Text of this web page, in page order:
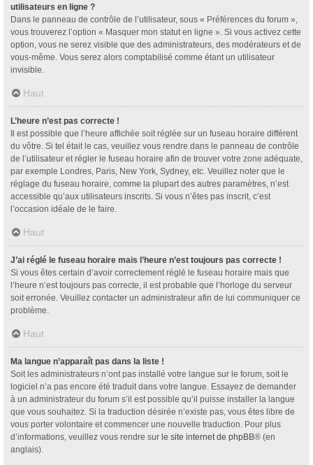
utilisateurs en ligne ?
Dans le panneau de contrôle de l’utilisateur, sous « Préférences du forum »,
vous trouverez l’option « Masquer mon statut en ligne ». Si vous activez cette
option, vous ne serez visible que des administrateurs, des modérateurs et de
vous-même. Vous serez alors comptabilisé comme étant un utilisateur
invisible.
Haut
L’heure n’est pas correcte !
Il est possible que l’heure affichée soit réglée sur un fuseau horaire différent
du vôtre. Si tel était le cas, veuillez vous rendre dans le panneau de contrôle
de l’utilisateur et régler le fuseau horaire afin de trouver votre zone adéquate,
par exemple Londres, Paris, New York, Sydney, etc. Veuillez noter que le
réglage du fuseau horaire, comme la plupart des autres paramètres, n’est
accessible qu’aux utilisateurs inscrits. Si vous n’êtes pas inscrit, c’est
l’occasion idéale de le faire.
Haut
J’ai réglé le fuseau horaire mais l’heure n’est toujours pas correcte !
Si vous êtes certain d’avoir correctement réglé le fuseau horaire mais que
l’heure n’est toujours pas correcte, il est probable que l’horloge du serveur
soit erronée. Veuillez contacter un administrateur afin de lui communiquer ce
problème.
Haut
Ma langue n’apparaît pas dans la liste !
Soit les administrateurs n’ont pas installé votre langue sur le forum, soit le
logiciel n’a pas encore été traduit dans votre langue. Essayez de demander
à un administrateur du forum s’il est possible qu’il puisse installer la langue
que vous souhaitez. Si la traduction désirée n’existe pas, vous êtes libre de
vous porter volontaire et commencer une nouvelle traduction. Pour plus
d’informations, veuillez vous rendre sur le site internet de phpBB® (en
anglais).